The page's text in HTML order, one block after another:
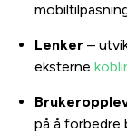
Lenker –
eksterne
på å forbedre